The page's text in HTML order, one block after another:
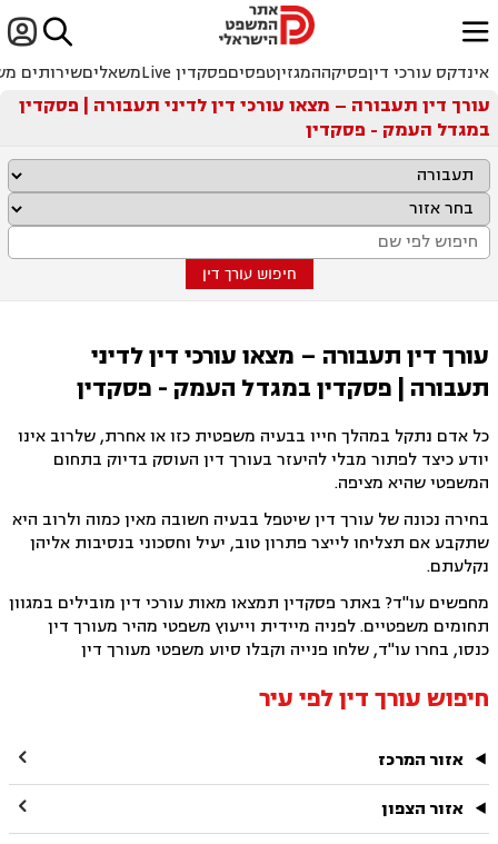

ﱐ
אינדקס עורכי דיןפסיקההמגזיןטפסיםפסקדין Live משאליםשירותים
עורך דין תעבורה – מצאו עורכי דין לדיני תעבורה | פסקדין
במגדל העמק - פסקדין
חיפוש עורך דין
עורך דין תעבורה – מצאו עורכי דין לדיני
תעבורה | פסקדין במגדל העמק - פסקדין
כל אדם נתקל במהלך חייו בבעיה משפטית כזו או אחרת, שלרוב אינו
יודע כיצד לפתור מבלי להיעזר בעורך דין העוסק בדיוק בתחום
המשפטי שהיא מציפה.
בחירה נכונה של עורך דין שיטפל בבעיה חשובה מאין כמוה ולרוב היא
שתקבע אם תצליחו לייצר פתרון טוב, יעיל וחסכוני בנסיבות אליהן
נקלעתם.
מחפשים עו"ד? באתר פסקדין תמצאו מאות עורכי דין מובילים במגוון
תחומים משפטיים. לפניה מיידית וייעוץ משפטי מהיר מעורך דין
כנסו, בחרו עו"ד, שלחו פנייה וקבלו סיוע משפטי מעורך דין
חיפוש עורך דין לפי עיר
אזור המרכז 
אזור הצפון 